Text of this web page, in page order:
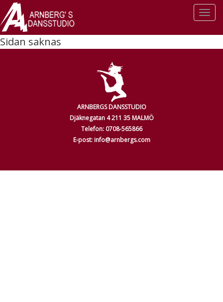
Sidan saknas
ARNBERGS DANSSTUDIO
Djäknegatan 4 211 35 MALMÖ
Telefon: 0708-565866
E-post: info@arnbergs.com